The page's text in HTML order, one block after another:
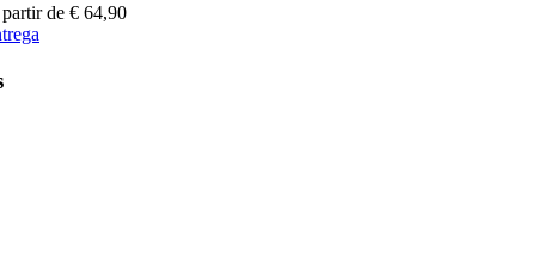
partir de € 64,90